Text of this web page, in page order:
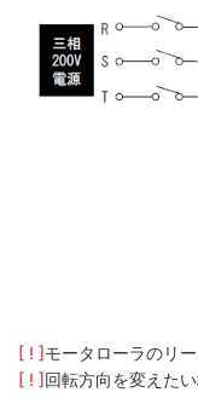
[ ! ]モータローラのリ
[ ! ]回転方向を変えた